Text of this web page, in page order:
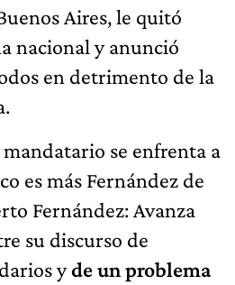
Aires, le quitó
nacional y anunció
en detrimento de la
se enfrenta a
es más Fernández de
Fernández: Avanza
su discurso de
yde un problema